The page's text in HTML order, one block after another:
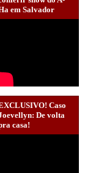
em Salvador
Caso
De volta
casa!